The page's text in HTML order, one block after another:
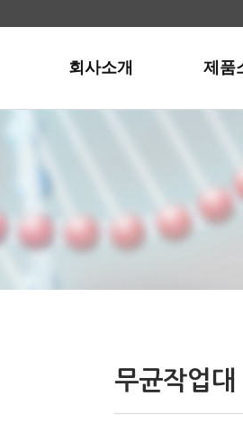
회사소개 제품
무균작업대